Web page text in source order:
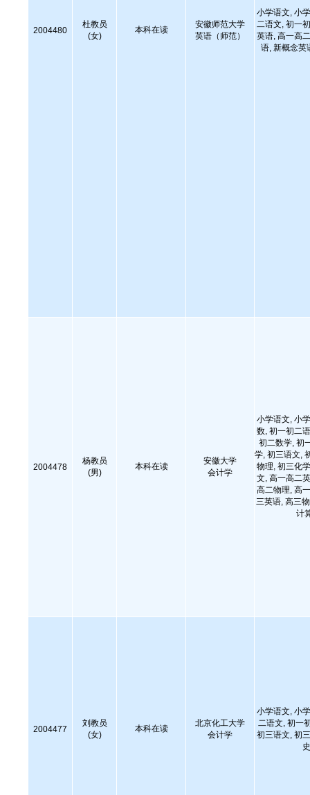
2004480
杜教员
(女)
本科在读
安徽师范大学
英语（师范）
小学语文, 小
二语文, 初一
英语, 高一高
语, 新概念英
2004478
杨教员
(男)
本科在读
安徽大学
会计学
小学语文, 小
数, 初一初二
初二数学, 初
学, 初三语文,
物理, 初三化
文, 高一高二
高二物理, 高
三英语, 高三
计
2004477
刘教员
(女)
本科在读
北京化工大学
会计学
小学语文, 小
二语文, 初一
初三语文, 初